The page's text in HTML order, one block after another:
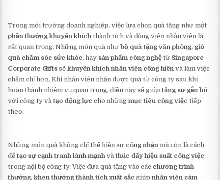
Trong môi trường doanh nghiệp, việc lựa chọn quà tặng như một
phần thưởng khuyến khích thành tích và động viên nhân viên là
rất quan trọng. Những món quà nhưbộ quà tặng văn phòng, giỏ
quà chăm sóc sức khỏe, hay sản phẩm công nghệ từ Singapore
Corporate Gifts sẽkhuyến khích nhân viên cống hiến và làm việc
chăm chỉ hơn. Khi nhân viên nhận được quà từ công ty sau khi
hoàn thành nhiệm vụ quan trọng, điều này sẽ giúptăng sự gắn bó
với công ty vàtạo động lực cho nhữngmục tiêu công việc tiếp
theo.
Những món quà không chỉ thể hiện sự công nhận mà còn là cách
đểtạo sự cạnh tranh lành mạnh vàthúc đẩy hiệu suất công việc
trong nội bộ công ty. Việc đưa quà tặng vào các chương trình
thưởng,khen thưởng thành tích xuất sắc giúpnhân viên cảm